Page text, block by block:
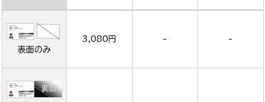
表面のみ
3,080円 - -